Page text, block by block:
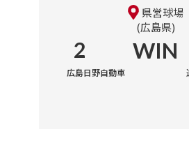
県営球場
広島県
広島日野自動車
2 WIN